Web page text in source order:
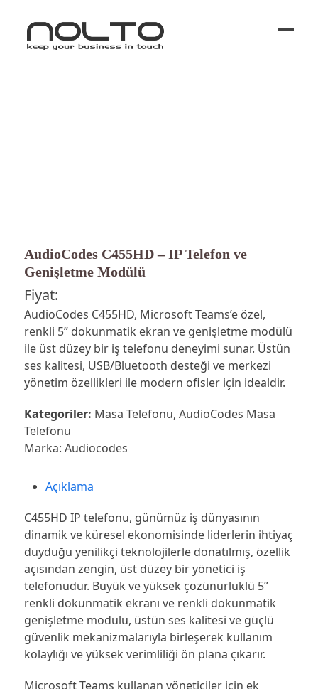
AudioCodes C455HD – IP Telefon ve
Genişletme Modülü
Fiyat:
AudioCodes C455HD, Microsoft Teams’e özel,
renkli 5” dokunmatik ekran ve genişletme modülü
ile üst düzey bir iş telefonu deneyimi sunar. Üstün
ses kalitesi, USB/Bluetooth desteği ve merkezi
yönetim özellikleri ile modern ofisler için idealdir.
Kategoriler: Masa Telefonu, AudioCodes Masa
Telefonu
Marka: Audiocodes
Açıklama
C455HD IP telefonu, günümüz iş dünyasının
dinamik ve küresel ekonomisinde liderlerin ihtiyaç
duyduğu yenilikçi teknolojilerle donatılmış, özellik
açısından zengin, üst düzey bir yönetici iş
telefonudur. Büyük ve yüksek çözünürlüklü 5”
renkli dokunmatik ekranı ve renkli dokunmatik
genişletme modülü, üstün ses kalitesi ve güçlü
güvenlik mekanizmalarıyla birleşerek kullanım
kolaylığı ve yüksek verimliliği ön plana çıkarır.
Microsoft Teams kullanan yöneticiler için ek